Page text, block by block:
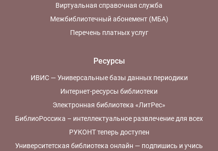
Виртуальная справочная служба
Межбиблиотечный абонемент (МБА)
Перечень платных услуг
Ресурсы
ИВИС — Универсальные базы данных периодики
Интернет-ресурсы библиотеки
Электронная библиотека «ЛитРес»
БиблиоРоссика – интеллектуальное развлечение для всех
РУКОНТ теперь доступен
Университетская библиотека онлайн — подпишись и учись